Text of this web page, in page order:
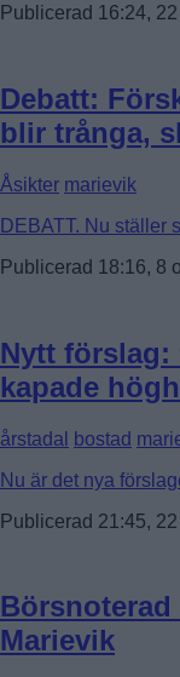
Publicerad 16:24,
Debatt:
blir trånga,
Åsikter marievik
DEBATT. Nu ställer
Publicerad 18:16, 8
Nytt förslag:
kapade
årstadal bostad
Nu är det nya
Publicerad 21:45,
Marievik